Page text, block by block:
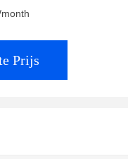
Prijs